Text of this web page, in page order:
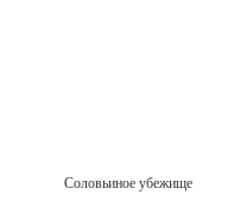
Соловьиное убежище